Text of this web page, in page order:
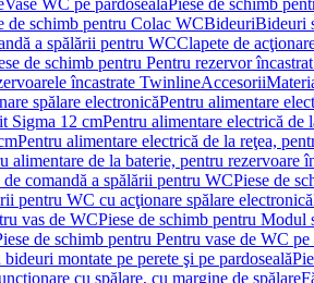
Vase WC pe pardosealăPiese de schimb
de schimb pentru Colac WCBideuriBideuri
a spălării pentru WCClapete de
de schimb pentru Pentru rezervor
încastrate TwinlineAccesorii
spălare electronicăPentru alimentare
Sigma 12 cmPentru alimentare electrică de
Pentru alimentare electrică de la reţea,
alimentare de la baterie, pentru rezervoare
comandă a spălării pentru WCPiese de
pentru WC cu acţionare spălare electronică
vas de WCPiese de schimb pentru Modul
de schimb pentru Pentru vase de WC pe
bideuri montate pe perete şi pe pardoseală
cu spălare, cu margine de spălare